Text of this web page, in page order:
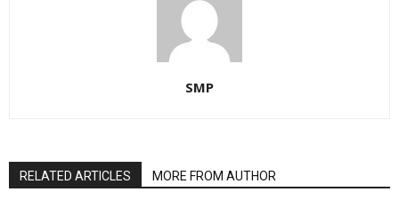
SMP
RELATED ARTICLES MORE FROM AUTHOR